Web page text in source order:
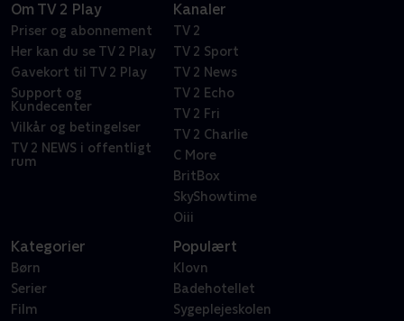
Om TV 2 Play
Priser og abonnement
Her kan du se TV 2 Play
Gavekort til TV 2 Play
Support og
Kundecenter
Vilkår og betingelser
TV 2 NEWS i offentligt
rum
Kanaler
TV 2
TV 2 Sport
TV 2 News
TV 2 Echo
TV 2 Fri
TV 2 Charlie
C More
BritBox
SkyShowtime
Oiii
Kategorier
Børn
Serier
Film
Populært
Klovn
Badehotellet
Sygeplejeskolen